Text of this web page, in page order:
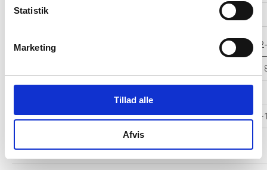
Statistik
Marketing
Tillad alle
Afvis
Årets Resultat -89
Balance i 1000 DKK 2023-12
Egenkapital -210 -248 -251 -
forpligtelser